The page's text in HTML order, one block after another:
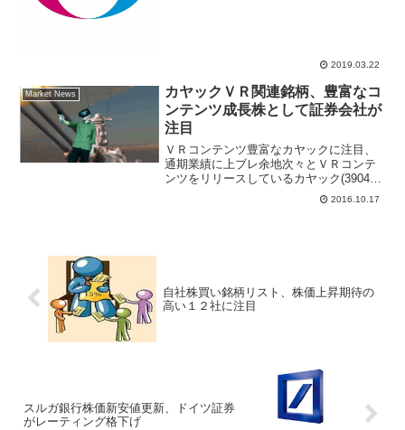
2019.03.22
Market News
カヤックＶＲ関連銘柄、豊富なコ
ンテンツ成長株として証券会社が
注目
ＶＲコンテンツ豊富なカヤックに注目、
通期業績に上ブレ余地次々とＶＲコンテ
ンツをリリースしているカヤック(3904)
に注目。証券ジャパンがリリースしたレ
ポートによると、マーケティングやブラ
2016.10.17
自社株買い銘柄リスト、株価上昇期待の
高い１２社に注目
スルガ銀行株価新安値更新、ドイツ証券
がレーティング格下げ